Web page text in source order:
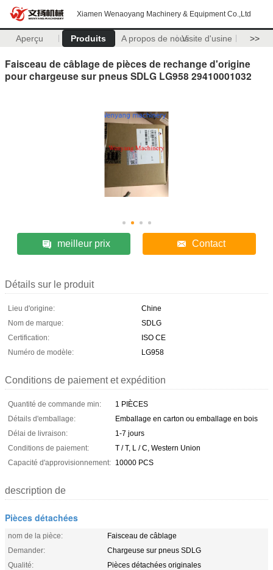
Xiamen Wenaoyang Machinery & Equipment Co.,Ltd
Aperçu Produits A propos de nousVisite d'usine >>
Faisceau de câblage de pièces de rechange d'origine
pour chargeuse sur pneus SDLG LG958 29410001032
meilleur prix Contact
Détails sur le produit
Lieu d'origine:
Chine
Nom de marque:
SDLG
Certification:
ISO CE
Numéro de modèle:
LG958
Conditions de paiement et expédition
Quantité de commande min:
1 PIÈCES
Détails d'emballage:
Emballage en carton ou emballage en bois
Délai de livraison:
1-7 jours
Conditions de paiement:
T / T, L / C, Western Union
Capacité d'approvisionnement: 10000 PCS
description de
Pièces détachées
nom de la pièce:
Faisceau de câblage
Demander:
Chargeuse sur pneus SDLG
Qualité:
Pièces détachées originales